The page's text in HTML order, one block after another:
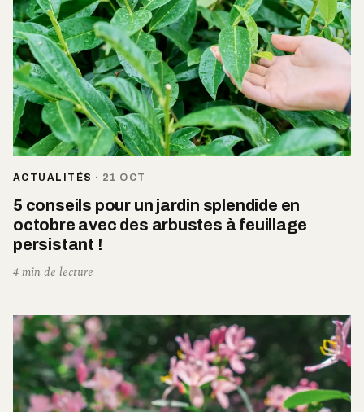
ACTUALITÉS · 21 OCT
5 conseils pour un jardin splendide en
octobre avec des arbustes à feuillage
persistant !
4 min de lecture